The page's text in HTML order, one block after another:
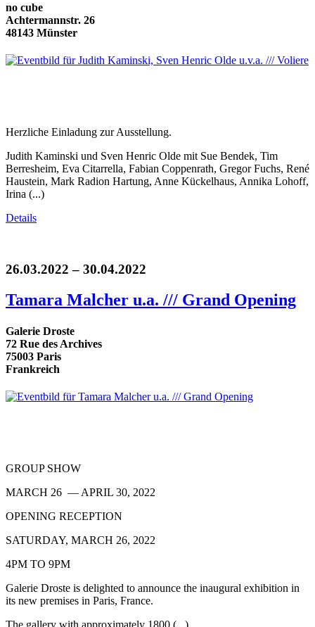
no cube
Achtermannstr. 26
48143 Münster
Herzliche Einladung zur Ausstellung.
Judith Kaminski und Sven Henric Olde mit Sue Bendek, Tim
Berresheim, Eva Citarrella, Fabian Coppenrath, Gregor Fuchs, René
Haustein, Mark Radion Hartung, Anne Kückelhaus, Annika Lohoff,
Irina (...)
Details
26.03.2022 – 30.04.2022
Tamara Malcher u.a. /// Grand Opening
Galerie Droste
72 Rue des Archives
75003 Paris
Frankreich
GROUP SHOW
MARCH 26 — APRIL 30, 2022
OPENING RECEPTION
SATURDAY, MARCH 26, 2022
4PM TO 9PM
Galerie Droste is delighted to announce the inaugural exhibition in
its new premises in Paris, France.
The gallery with approximately 1800 (...)